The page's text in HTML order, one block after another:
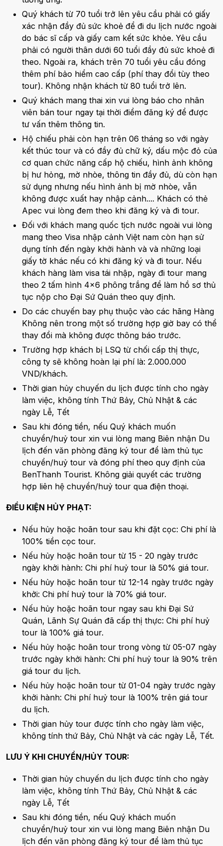
Quý khách từ 70 tuổi trở lên yêu cầu phải có giấy
xác nhận đầy đủ sức khoẻ để đi du lịch nước ngoài
do bác sĩ cấp và giấy cam kết sức khỏe. Yêu cầu
phải có người thân dưới 60 tuổi đầy đủ sức khoẻ đi
theo. Ngoài ra, khách trên 70 tuổi yêu cầu đóng
thêm phí bảo hiểm cao cấp (phí thay đổi tùy theo
tour). Không nhận khách từ 80 tuổi trở lên.
Quý khách mang thai xin vui lòng báo cho nhân
viên bán tour ngay tại thời điểm đăng ký để được
tư vấn thêm thông tin.
Hộ chiếu phải còn hạn trên 06 tháng so với ngày
kết thúc tour và có đầy đủ chữ ký, dấu mộc đỏ của
cơ quan chức năng cấp hộ chiếu, hình ảnh không
bị hư hỏng, mờ nhòe, thông tin đầy đủ, dù còn hạn
sử dụng nhưng nếu hình ảnh bị mờ nhòe, vẫn
không được xuất hay nhập cảnh.... Khách có thẻ
Apec vui lòng đem theo khi đăng ký và đi tour.
Đối với khách mang quốc tịch nước ngoài vui lòng
mang theo Visa nhập cảnh Việt nam còn hạn sử
dụng tính đến ngày khởi hành và và những loại
giấy tờ khác nếu có khi đăng ký và đi tour. Nếu
khách hàng làm visa tái nhập, ngày đi tour mang
theo 2 tấm hình 4x6 phông trắng để làm hồ sơ thủ
tục nộp cho Đại Sứ Quán theo quy định.
Do các chuyến bay phụ thuộc vào các hãng Hàng
Không nên trong một số trường hợp giờ bay có thể
thay đổi mà không được thông báo trước.
Trường hợp khách bị LSQ từ chối cấp thị thực,
công ty sẽ không hoàn lại phí là: 2.000.000
VND/khách.
Thời gian hủy chuyến du lịch được tính cho ngày
làm việc, không tính Thứ Bảy, Chủ Nhật & các
ngày Lễ, Tết
Sau khi đóng tiền, nếu Quý khách muốn
chuyển/huỷ tour xin vui lòng mang Biên nhận Du
lịch đến văn phòng đăng ký tour để làm thủ tục
chuyển/huỷ tour và đóng phí theo quy định của
BenThanh Tourist. Không giải quyết các trường
hợp liên hệ chuyển/huỷ tour qua điện thoại.
ĐIỀU KIỆN HỦY PHẠT:
Nếu hủy hoặc hoãn tour sau khi đặt cọc: Chi phí là
100% tiền cọc tour.
Nếu hủy hoặc hoãn tour từ 15 - 20 ngày trước
ngày khởi hành: Chi phí huỷ tour là 50% giá tour.
Nếu hủy hoặc hoãn tour từ 12-14 ngày trước ngày
khởi: Chi phí huỷ tour là 70% giá tour.
Nếu hủy hoặc hoãn tour ngay sau khi Đại Sứ
Quán, Lãnh Sự Quán đã cấp thị thực: Chi phí huỷ
tour là 100% giá tour.
Nếu hủy hoặc hoãn tour trong vòng từ 05-07 ngày
trước ngày khởi hành: Chi phí huỷ tour là 90% trên
giá tour du lịch.
Nếu hủy hoặc hoãn tour từ 01-04 ngày trước ngày
khởi hành: Chi phí huỷ tour là 100% trên giá tour
du lịch.
Thời gian hủy tour được tính cho ngày làm việc,
không tính thứ Bảy, Chủ Nhật và các ngày Lễ, Tết.
LƯU Ý KHI CHUYỂN/HỦY TOUR:
Thời gian hủy chuyến du lịch được tính cho ngày
làm việc, không tính Thứ Bảy, Chủ Nhật & các
ngày Lễ, Tết
Sau khi đóng tiền, nếu Quý khách muốn
chuyển/huỷ tour xin vui lòng mang Biên nhận Du
lịch đến văn phòng đăng ký tour để làm thủ tục